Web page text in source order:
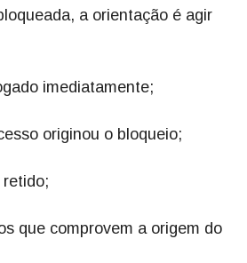
a orientação é agir
imediatamente;
originou o bloqueio;
que comprovem a origem do